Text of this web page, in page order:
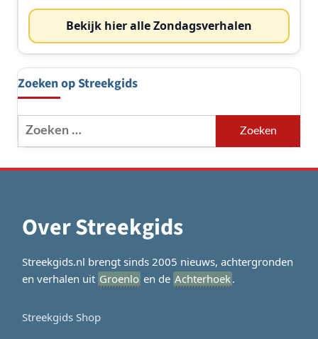
Bekijk hier alle Zondagsverhalen
Zoeken op Streekgids
Zoeken
naar:
Over Streekgids
Streekgids.nl brengt sinds 2005 nieuws, achtergronden
en verhalen uit Groenlo en de Achterhoek.
Streekgids Shop